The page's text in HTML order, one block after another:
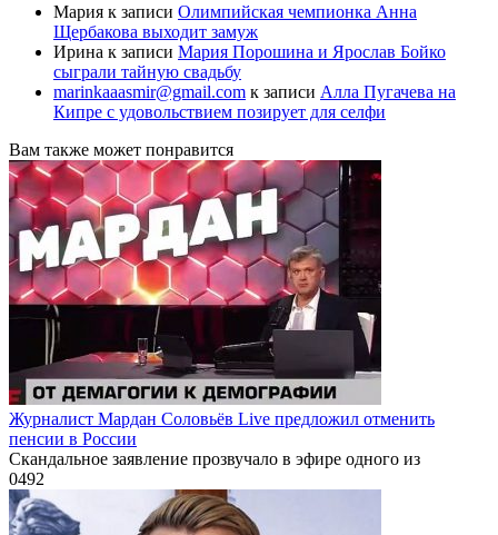
Мария к записи Олимпийская чемпионка Анна
Щербакова выходит замуж
Ирина к записи Мария Порошина и Ярослав Бойко
сыграли тайную свадьбу
marinkaaasmir@gmail.com к записи Алла Пугачева на
Кипре с удовольствием позирует для селфи
Вам также может понравится
Журналист Мардан Соловьёв Live предложил отменить
пенсии в России
Скандальное заявление прозвучало в эфире одного из
0492